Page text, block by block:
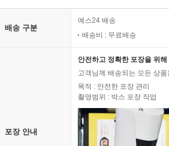
배송 구분
예스24 배송
배송비 : 무료배송
포장 안내
안전하고 정확한 포장을 위
고객님께 배송되는 모든 상
목적 : 안전한 포장 관리
촬영범위 : 박스 포장 작업